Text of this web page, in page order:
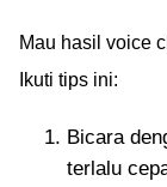
Mau hasil voice
Ikuti tips ini:
Bicara
terlalu